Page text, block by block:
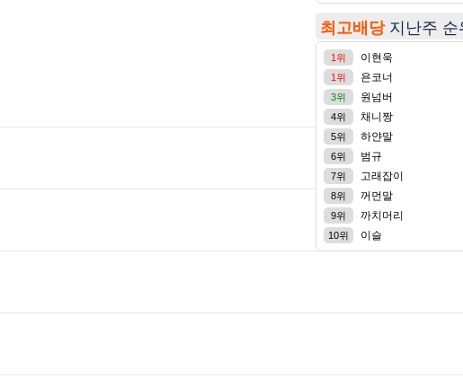
최고배당지난주 순
1위 이현욱
1위 욘코너
3위 원넘버
4위 채니짱
5위 하얀말
6위 범규
7위 고래잡이
8위 꺼먼말
9위 까치머리
10위 이슬